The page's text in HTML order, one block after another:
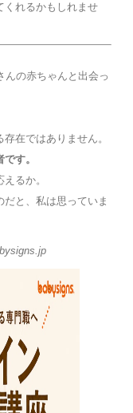
くれるかもしれませ
んの赤ちゃんと出会っ
在ではありません。
す。
るか。
と、私は思っていま